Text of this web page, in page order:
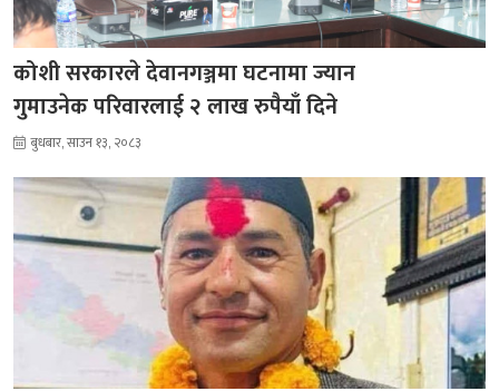
कोशी सरकारले देवानगञ्जमा घटनामा ज्यान
गुमाउनेक परिवारलाई २ लाख रुपैयाँ दिने
बुधबार, साउन १३, २०८३